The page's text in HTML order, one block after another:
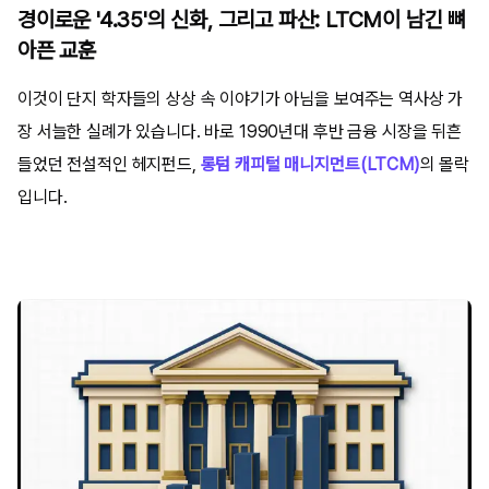
경이로운 '4.35'의 신화, 그리고 파산: LTCM이 남긴 뼈
아픈 교훈
이것이 단지 학자들의 상상 속 이야기가 아님을 보여주는 역사상 가
장 서늘한 실례가 있습니다. 바로 1990년대 후반 금융 시장을 뒤흔
들었던 전설적인 헤지펀드, 롱텀 캐피털 매니지먼트(LTCM)의 몰락
입니다.